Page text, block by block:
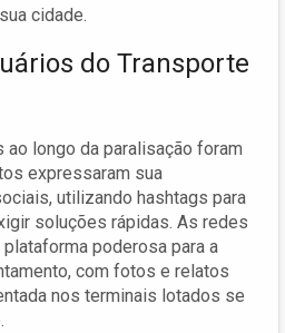
cidade.
do Transporte
longo da paralisação foram
expressaram sua
utilizando hashtags para
soluções rápidas. As redes
poderosa para a
com fotos e relatos
nos terminais lotados se